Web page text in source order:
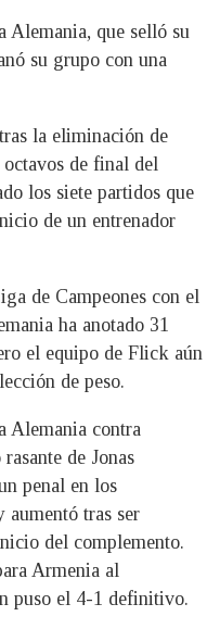
Alemania, que selló su
su grupo con una
la eliminación de
de final del
los siete partidos que
de un entrenador
de Campeones con el
ha anotado 31
el equipo de Flick aún
de peso.
Alemania contra
de Jonas
penal en los
aumentó tras ser
del complemento.
Armenia al
puso el 4-1 definitivo.